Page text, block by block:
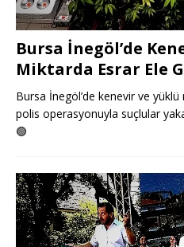
Bursa İnegöl’de
Miktarda Esrar Ele
Bursa İnegöl’de kenevir ve
polis operasyonuyla suçlular
🟢